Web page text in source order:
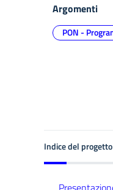
Argomenti
PON -
Indice del progetto